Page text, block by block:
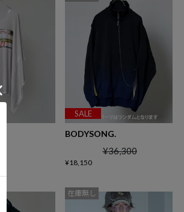
SALE
BODYSONG.
¥36,300
¥18,150
在庫無し